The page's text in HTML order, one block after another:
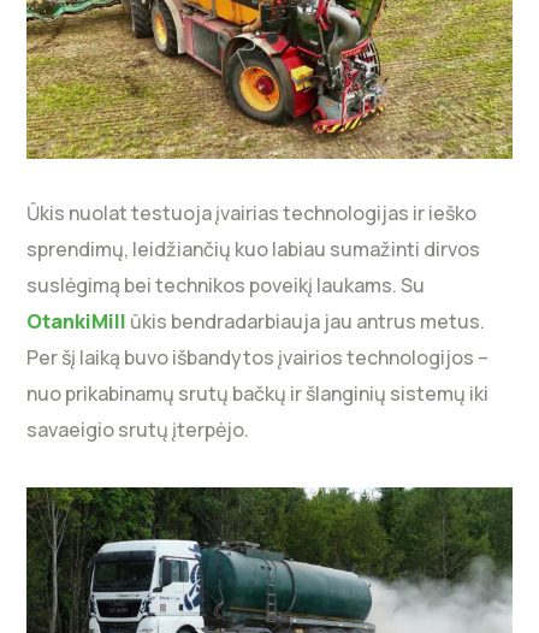
Ūkis nuolat testuoja įvairias technologijas ir ieško
sprendimų, leidžiančių kuo labiau sumažinti dirvos
suslėgimą bei technikos poveikį laukams. Su
OtankiMill ūkis bendradarbiauja jau antrus metus.
Per šį laiką buvo išbandytos įvairios technologijos –
nuo prikabinamų srutų bačkų ir šlanginių sistemų iki
savaeigio srutų įterpėjo.